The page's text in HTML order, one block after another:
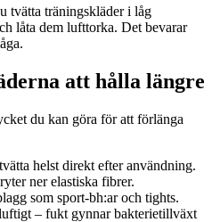
tvätta träningskläder i låg
låta dem lufttorka. Det bevarar
att hålla längre
du kan göra för att förlänga
helst direkt efter användning.
ner elastiska fibrer.
som sport-bh:ar och tights.
– fukt gynnar bakterietillväxt